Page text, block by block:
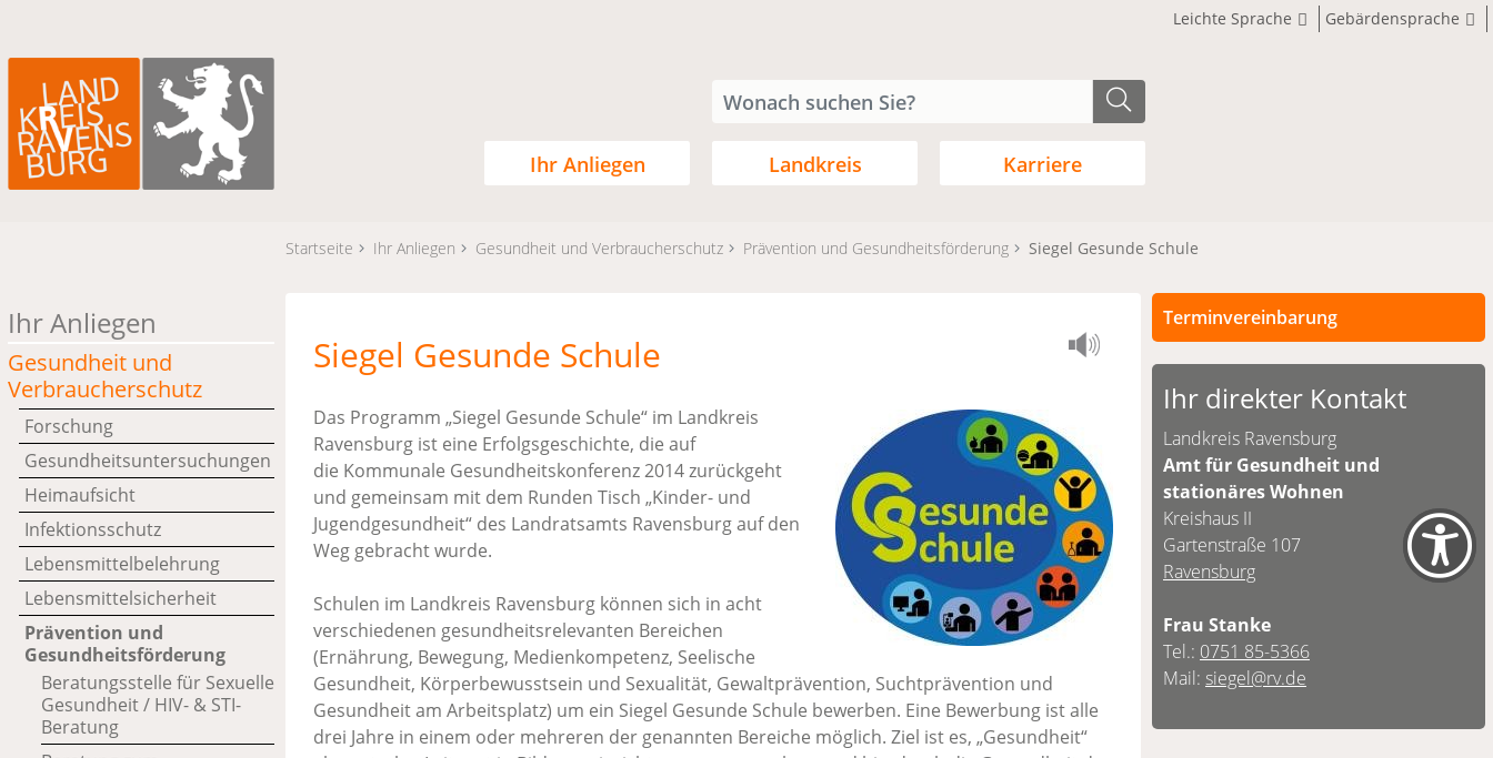
Leichte Sprache Gebärdensprache
Ihr Anliegen Landkreis Karriere
Startseite Ihr Anliegen Gesundheit und Verbraucherschutz Prävention und Gesundheitsförderung Siegel Gesunde Schule
Ihr Anliegen
Gesundheit und
Verbraucherschutz
Forschung
Gesundheitsuntersuchungen
Heimaufsicht
Infektionsschutz
Lebensmittelbelehrung
Lebensmittelsicherheit
Prävention und
Gesundheitsförderung
Beratungsstelle für Sexuelle
Gesundheit / HIV- & STI-
Beratung
Siegel Gesunde Schule
Das Programm „Siegel Gesunde Schule“ im Landkreis
Ravensburg ist eine Erfolgsgeschichte, die auf
die Kommunale Gesundheitskonferenz2014 zurückgeht
und gemeinsam mit dem Runden Tisch „Kinder- und
Jugendgesundheit“ des Landratsamts Ravensburg auf den
Weg gebracht wurde.
Schulen im Landkreis Ravensburg können sich in acht
verschiedenen gesundheitsrelevanten Bereichen
(Ernährung, Bewegung, Medienkompetenz, Seelische
Gesundheit, Körperbewusstsein und Sexualität, Gewaltprävention, Suchtprävention und
Gesundheit am Arbeitsplatz) um ein Siegel Gesunde Schule bewerben. Eine Bewerbung ist alle
drei Jahre in einem oder mehreren der genannten Bereiche möglich. Ziel ist es, „Gesundheit“
Terminvereinbarung
Persönliche Termine sind nach
vorheriger Vereinbarung möglich.
unten.
Ihr direkter Kontakt
Landkreis Ravensburg
Amt für Gesundheit und
stationäres Wohnen
Kreishaus II
Gartenstraße 107
Ravensburg
Frau Stanke
Tel.: 0751 85-5366
Mail: siegel@rv.de